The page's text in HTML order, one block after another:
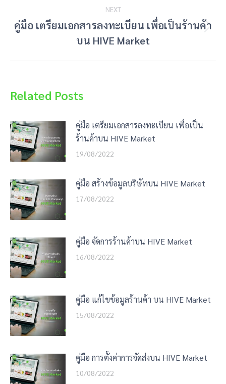
NEXT
Next
post:
คู่มือ เตรียมเอกสารลงทะเบียน เพื่อเป็นร้านค้า
บน HIVE Market
Related Posts
คู่มือ เตรียมเอกสารลงทะเบียน เพื่อเป็น
ร้านค้าบน HIVE Market
19/08/2022
คู่มือ สร้างข้อมูลบริษัทบน HIVE Market
17/08/2022
คู่มือ จัดการร้านค้าบน HIVE Market
16/08/2022
คู่มือ แก้ไขข้อมูลร้านค้า บน HIVE Market
15/08/2022
คู่มือ การตั้งค่าการจัดส่งบน HIVE Market
10/08/2022